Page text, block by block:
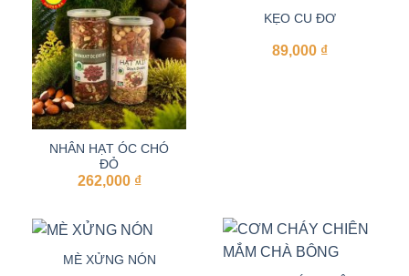
NHÂN HẠT ÓC CHÓ
ĐỎ
262,000 ₫
KẸO CU ĐƠ
89,000 ₫
MÈ XỬNG NÓN